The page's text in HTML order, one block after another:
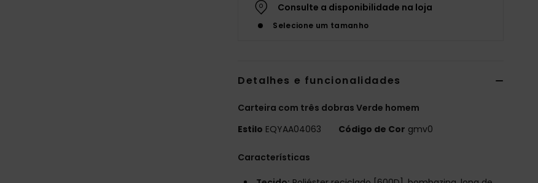
Consulte a disponibilidade na loja
Selecione um tamanho
Detalhes e funcionalidades
Carteira com três dobras Verde homem
Estilo EQYAA04063 Código de Cor gmv0
Características